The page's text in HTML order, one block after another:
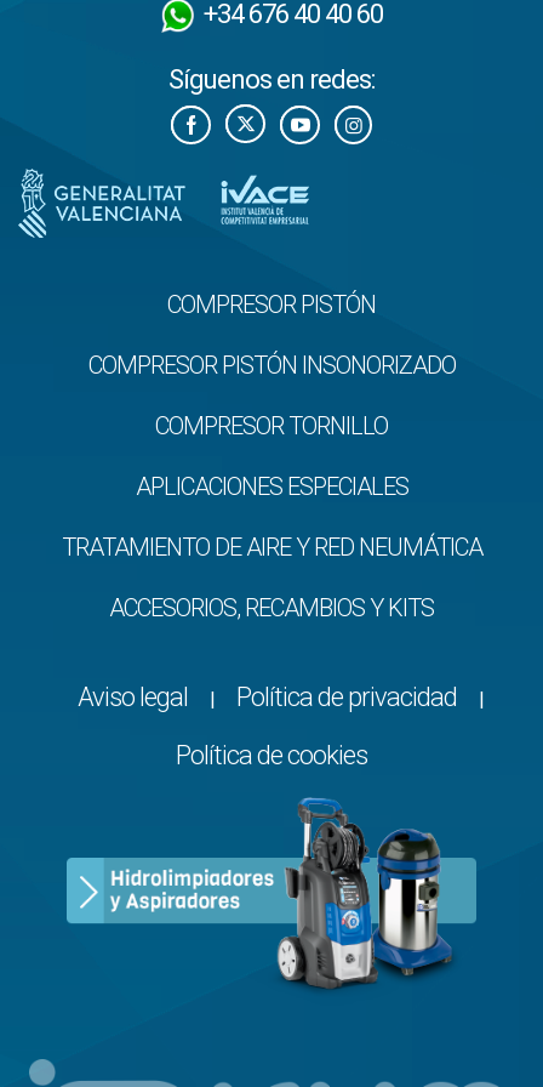
+34 676 40 40 60
Síguenos en redes:
COMPRESOR PISTÓN
COMPRESOR PISTÓN INSONORIZADO
COMPRESOR TORNILLO
APLICACIONES ESPECIALES
TRATAMIENTO DE AIRE Y RED NEUMÁTICA
ACCESORIOS, RECAMBIOS Y KITS
Aviso legal | Política de privacidad |
Política de cookies